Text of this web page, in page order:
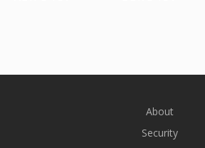
About
Security